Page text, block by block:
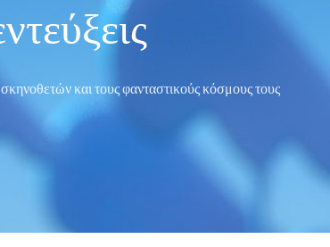
και τους φανταστικούς κόσμους τους